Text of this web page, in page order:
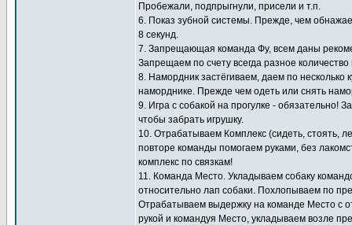
Пробежали, подпрыгнули, присели и т.п.
6. Показ зубной системы. Прежде, чем
8 секунд.
7. Запрещающая команда Фу, всем даны
Запрещаем по счету всегда разное
8. Намордник застёгиваем, даем по несколько
наморднике. Прежде чем одеть или снять
9. Игра с собакой на прогулке - обязательно!
чтобы забрать игрушку.
10. Отрабатываем Комплекс (сидеть, стоять,
повторе команды помогаем руками, без
комплекс по связкам!
11. Команда Место. Укладываем собаку
относительно лап собаки. Похлопываем по
Отрабатываем выдержку на команде Место с
рукой и командуя Место, укладываем возле